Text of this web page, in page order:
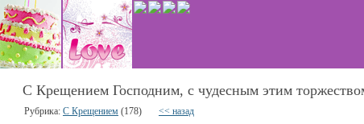
С Крещением Господним, с чудесным этим
Рубрика: С Крещением (178) << назад